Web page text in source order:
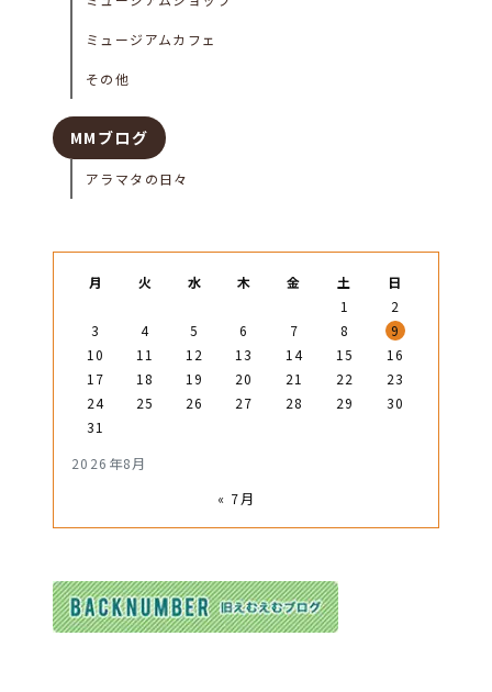
ミュージアムカフェ
その他
MMブログ
アラマタの日々
2026年8月
月 火 水 木 金 土
日
1
2
3
4 5 6 7 8
9
10
11 12 13 14 15
16
17
18 19 20 21 22
23
24
25 26 27 28 29
30
31
« 7月